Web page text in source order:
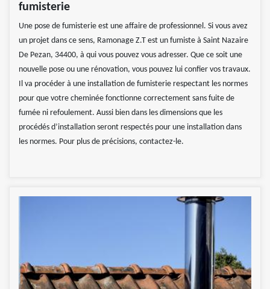
fumisterie
Une pose de fumisterie est une affaire de professionnel. Si vous avez
un projet dans ce sens, Ramonage Z.T est un fumiste à Saint Nazaire
De Pezan, 34400, à qui vous pouvez vous adresser. Que ce soit une
nouvelle pose ou une rénovation, vous pouvez lui confier vos travaux.
Il va procéder à une installation de fumisterie respectant les normes
pour que votre cheminée fonctionne correctement sans fuite de
fumée ni refoulement. Aussi bien dans les dimensions que les
procédés d’installation seront respectés pour une installation dans
les normes. Pour plus de précisions, contactez-le.